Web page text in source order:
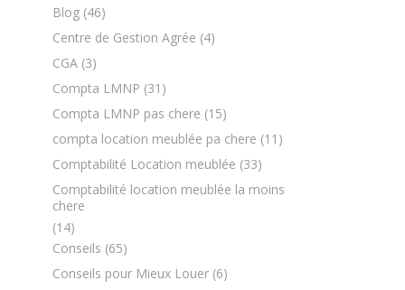
Blog (46)
Centre de Gestion Agrée (4)
CGA (3)
Compta LMNP (31)
Compta LMNP pas chere (15)
compta location meublée pa chere (11)
Comptabilité Location meublée (33)
Comptabilité location meublée la moins
chere
(14)
Conseils (65)
Conseils pour Mieux Louer (6)